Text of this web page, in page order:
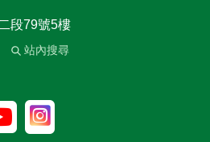
段79號5樓
站內搜尋